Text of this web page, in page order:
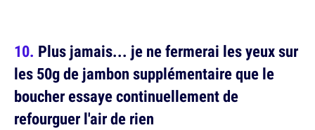
Plus jamais... je ne fermerai les yeux sur
les 50g de jambon supplémentaire que le
boucher essaye continuellement de
refourguer l'air de rien